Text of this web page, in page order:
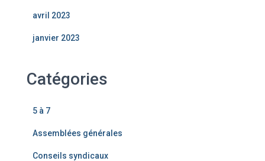
avril 2023
janvier 2023
Catégories
5 à 7
Assemblées générales
Conseils syndicaux